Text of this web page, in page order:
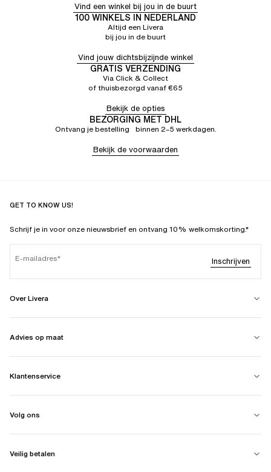
Vind een winkel bij jou in de buurt
100 WINKELS IN NEDERLAND
Altijd een Livera
bij jou in de buurt
Vind jouw dichtsbijzijnde winkel
GRATIS VERZENDING
Via Click & Collect
of thuisbezorgd vanaf €65
Bekijk de opties
BEZORGING MET DHL
Ontvang je bestelling binnen 2–5 werkdagen.
Bekijk de voorwaarden
GET TO KNOW US!
Schrijf je in voor onze nieuwsbrief en ontvang 10% welkomskorting.*
E-mailadres Inschrijven
Over Livera
Advies op maat
Klantenservice
Volg ons
Veilig betalen